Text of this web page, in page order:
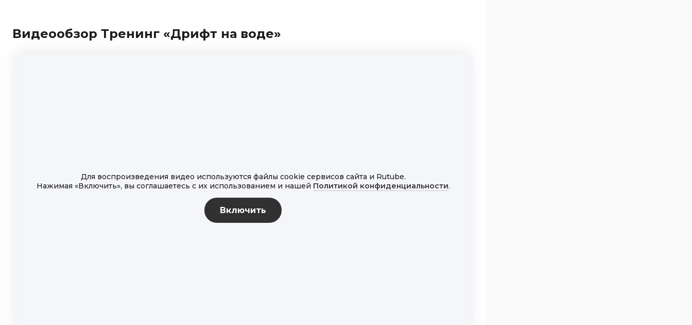
Видеообзор Тренинг «Дрифт на воде»
Для воспроизведения видео используются файлы cookie сервисов сайта и Rutube.
Нажимая «Включить», вы соглашаетесь с их использованием и нашей Политикой конфиденциальности.